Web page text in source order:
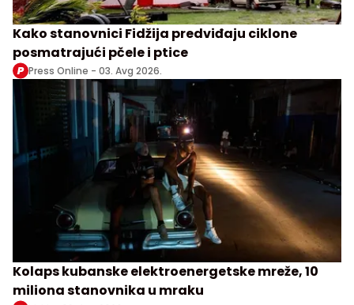
Kako stanovnici Fidžija predviđaju ciklone
posmatrajući pčele i ptice
Press Online - 03. Avg 2026.
Kolaps kubanske elektroenergetske mreže, 10
miliona stanovnika u mraku